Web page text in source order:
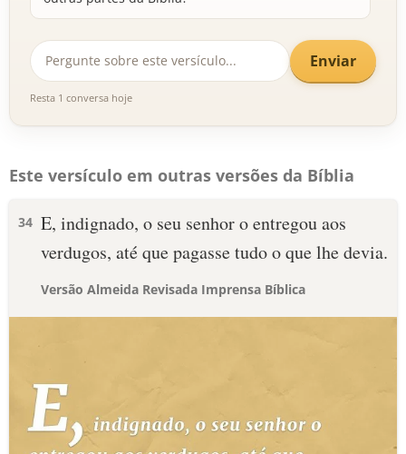
Enviar
Resta 1 conversa hoje
Este versículo em outras versões da Bíblia
34 E, indignado, o seu senhor o entregou aos
verdugos, até que pagasse tudo o que lhe devia.
Versão Almeida Revisada Imprensa Bíblica